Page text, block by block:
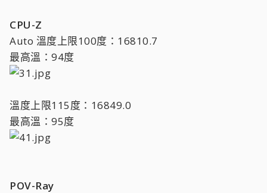
CPU-Z
Auto 溫度上限100度：16810.7
最高溫：94度
溫度上限115度：16849.0
最高溫：95度
POV-Ray